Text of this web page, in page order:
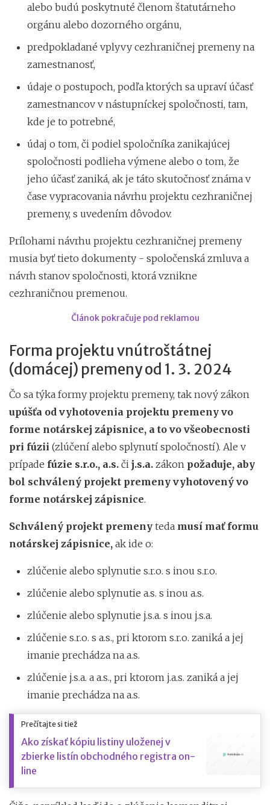
alebo budú poskytnuté členom štatutárneho
orgánu alebo dozorného orgánu,
predpokladané vplyvy cezhraničnej premeny na
zamestnanosť,
údaje o postupoch, podľa ktorých sa upraví účasť
zamestnancov v nástupníckej spoločnosti, tam,
kde je to potrebné,
údaj o tom, či podiel spoločníka zanikajúcej
spoločnosti podlieha výmene alebo o tom, že
jeho účasť zaniká, ak je táto skutočnosť známa v
čase vypracovania návrhu projektu cezhraničnej
premeny, s uvedením dôvodov.
Prílohami návrhu projektu cezhraničnej premeny
musia byť tieto dokumenty - spoločenská zmluva a
návrh stanov spoločnosti, ktorá vznikne
cezhraničnou premenou.
Článok pokračuje pod reklamou
Forma projektu vnútroštátnej
(domácej) premeny od 1. 3. 2024
Čo sa týka formy projektu premeny, tak nový zákon
upúšťa od vyhotovenia projektu premeny vo
forme notárskej zápisnice, a to vo všeobecnosti
pri fúzii (zlúčení alebo splynutí spoločností). Ale v
prípade fúzie s.r.o., a.s. či j.s.a. zákon požaduje, aby
bol schválený projekt premeny vyhotovený vo
forme notárskej zápisnice.
Schválený projekt premeny teda musí mať formu
notárskej zápisnice, ak ide o:
zlúčenie alebo splynutie s.r.o. s inou s.r.o.
zlúčenie alebo splynutie a.s. s inou a.s.
zlúčenie alebo splynutie j.s.a. s inou j.s.a.
zlúčenie s.r.o. s a.s., pri ktorom s.r.o. zaniká a jej
imanie prechádza na a.s.
zlúčenie j.s.a. a a.s., pri ktorom j.a.s. zaniká a jej
imanie prechádza na a.s.
Prečítajte si tiež
Ako získať kópiu listiny uloženej v
zbierke listín obchodného registra on-
line